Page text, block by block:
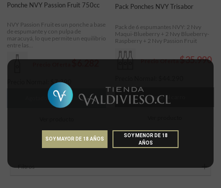
Ponche NVY Passion Fruit 750cc
$7.390
NVY Passion Fruit es un ponche a base
de espumante y con pulpa de
maracuyá, lo que permite un equilibrio
entre las...
Agotado temporalmente
Pack Ponches NVY Trisabor
Precio Oferta$35.990
Pack de 6 espumantes NVY: 2 Nvy
Maqui-Blueberry + 2 Nvy Blueberry-
Raspberry + 2 Nvy Passion Fruit
Agregar al carro
Filtros
SOY MAYOR DE 18 AÑOS
SOY MENOR DE 18
AÑOS